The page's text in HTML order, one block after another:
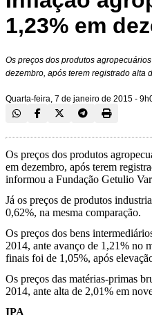
1,23% em
Os preços dos produtos
dezembro, após terem registrado alta
Quarta-feira, 7 de janeiro de 2015 -
Os preços dos produtos
em dezembro, após terem
informou a Fundação Getulio
Já os preços de produtos
0,62%, na mesma comparação.
Os preços dos bens
2014, ante avanço de 1,21% no
finais foi de 1,05%, após
Os preços das matérias-primas
2014, ante alta de 2,01% em
IPA